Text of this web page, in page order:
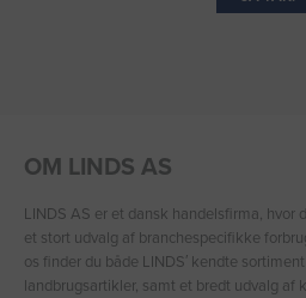
OM LINDS AS
LINDS AS er et dansk handelsfirma, hvor
et stort udvalg af branchespecifikke
os finder du både LINDS′ kendte
landbrugsartikler, samt et bredt udvalg af